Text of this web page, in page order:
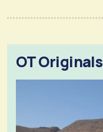
OT Originals